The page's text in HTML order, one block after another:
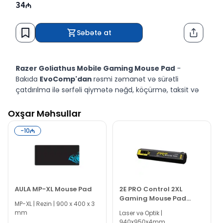
34
Səbətə at
Razer Goliathus Mobile Gaming Mouse Pad -
Bakıda EvoComp'dan rəsmi zəmanət və sürətli
çatdırılma ilə sərfəli qiymətə nəğd, köçürmə, taksit və
Oxşar Məhsullar
-10
AULA MP-XL Mouse Pad
MP-XL | Rezin | 900 x 400 x 3
mm
2E PRO Control 2XL
Gaming Mouse Pad
Laser və Optik |